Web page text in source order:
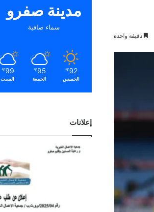
دقيقة واحدة
مدينة صفرو
سماء صافية
92
℉
الخميس
95
℉
الجمعة
99
℉
السبت
إعلانات